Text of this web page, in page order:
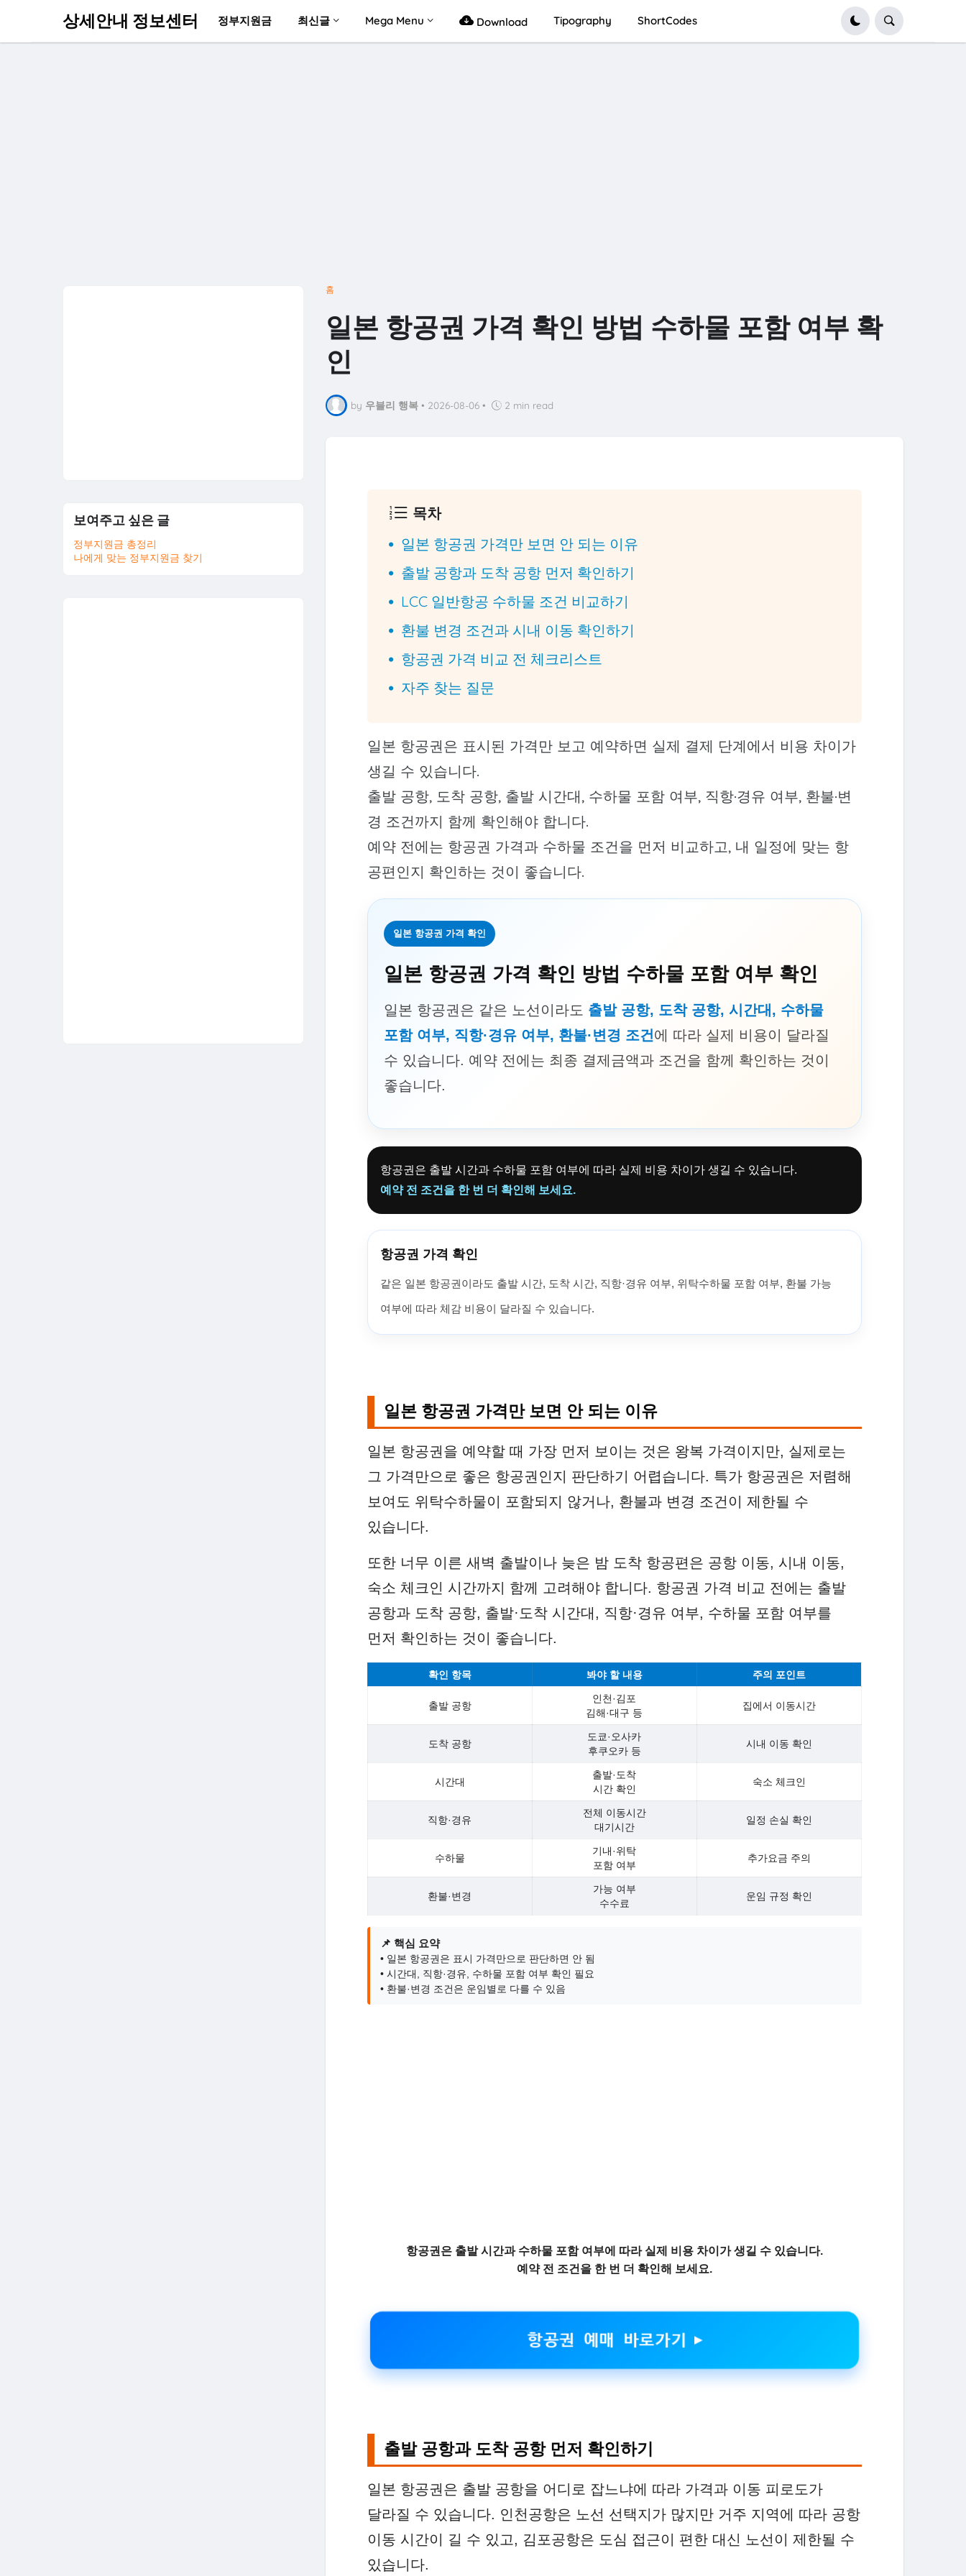
상세안내 정보센터 정부지원금 최신글 Mega Menu Download Tipography ShortCodes
홈
일본 항공권 가격 확인 방법 수하물 포함 여부 확
인
by 우블리 행복 • 2026-08-06 • 2 min read
목차
일본 항공권 가격만 보면 안 되는 이유
출발 공항과 도착 공항 먼저 확인하기
LCC 일반항공 수하물 조건 비교하기
환불 변경 조건과 시내 이동 확인하기
항공권 가격 비교 전 체크리스트
자주 찾는 질문
일본 항공권은 표시된 가격만 보고 예약하면 실제 결제 단계에서 비용 차이가
생길 수 있습니다.
출발 공항, 도착 공항, 출발 시간대, 수하물 포함 여부, 직항·경유 여부, 환불·변
경 조건까지 함께 확인해야 합니다.
예약 전에는 항공권 가격과 수하물 조건을 먼저 비교하고, 내 일정에 맞는 항
공편인지 확인하는 것이 좋습니다.
일본 항공권 가격 확인
일본 항공권 가격 확인 방법 수하물 포함 여부 확인
일본 항공권은 같은 노선이라도 출발 공항, 도착 공항, 시간대, 수하물
포함 여부, 직항·경유 여부, 환불·변경 조건에 따라 실제 비용이 달라질
수 있습니다. 예약 전에는 최종 결제금액과 조건을 함께 확인하는 것이
좋습니다.
항공권은 출발 시간과 수하물 포함 여부에 따라 실제 비용 차이가 생길 수 있습니다.
예약 전 조건을 한 번 더 확인해 보세요.
항공권 가격 확인
같은 일본 항공권이라도 출발 시간, 도착 시간, 직항·경유 여부, 위탁수하물 포함 여부, 환불 가능
여부에 따라 체감 비용이 달라질 수 있습니다.
일본 항공권 가격만 보면 안 되는 이유
일본 항공권을 예약할 때 가장 먼저 보이는 것은 왕복 가격이지만, 실제로는
그 가격만으로 좋은 항공권인지 판단하기 어렵습니다. 특가 항공권은 저렴해
보여도 위탁수하물이 포함되지 않거나, 환불과 변경 조건이 제한될 수
있습니다.
또한 너무 이른 새벽 출발이나 늦은 밤 도착 항공편은 공항 이동, 시내 이동,
숙소 체크인 시간까지 함께 고려해야 합니다. 항공권 가격 비교 전에는 출발
공항과 도착 공항, 출발·도착 시간대, 직항·경유 여부, 수하물 포함 여부를
먼저 확인하는 것이 좋습니다.
확인 항목 봐야 할 내용 주의 포인트
출발 공항
인천·김포
김해·대구 등
집에서 이동시간
도착 공항
도쿄·오사카
후쿠오카 등
시내 이동 확인
시간대
출발·도착
시간 확인
숙소 체크인
직항·경유
전체 이동시간
대기시간
일정 손실 확인
수하물
기내·위탁
포함 여부
추가요금 주의
환불·변경
가능 여부
수수료
운임 규정 확인
📌 핵심 요약
• 일본 항공권은 표시 가격만으로 판단하면 안 됨
• 시간대, 직항·경유, 수하물 포함 여부 확인 필요
• 환불·변경 조건은 운임별로 다를 수 있음
항공권은 출발 시간과 수하물 포함 여부에 따라 실제 비용 차이가 생길 수 있습니다.
예약 전 조건을 한 번 더 확인해 보세요.
항공권 예매 바로가기 ▶
출발 공항과 도착 공항 먼저 확인하기
일본 항공권은 출발 공항을 어디로 잡느냐에 따라 가격과 이동 피로도가
달라질 수 있습니다. 인천공항은 노선 선택지가 많지만 거주 지역에 따라 공항
이동 시간이 길 수 있고, 김포공항은 도심 접근이 편한 대신 노선이 제한될 수
있습니다.
보여주고 싶은 글
정부지원금 총정리
나에게 맞는 정부지원금 찾기